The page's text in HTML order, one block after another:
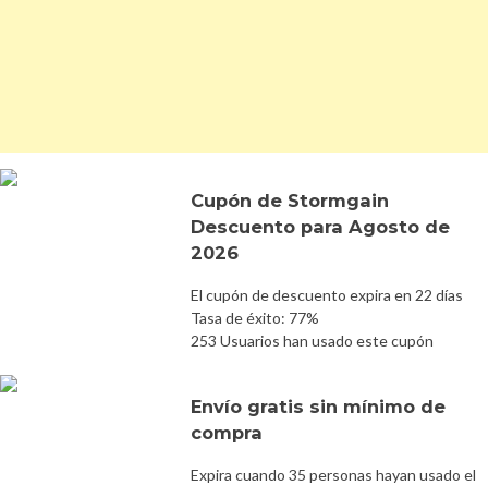
Cupón de Stormgain
Descuento para Agosto de
2026
El cupón de descuento expira en 22 días
Tasa de éxito: 77%
253 Usuarios han usado este cupón
Envío gratis sin mínimo de
compra
Expira cuando 35 personas hayan usado el